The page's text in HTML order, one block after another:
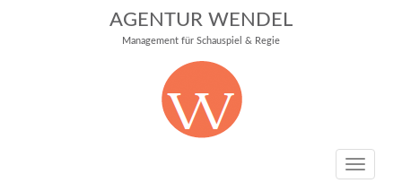
AGENTUR WENDEL
Management für Schauspiel & Regie
Toggle